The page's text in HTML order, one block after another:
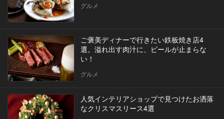
グルメ
ご褒美ディナーで行きたい鉄板焼き店4
選。溢れ出す肉汁に、ビールが止まらな
い！
グルメ
人気インテリアショップで見つけたお洒落
なクリスマスリース4選